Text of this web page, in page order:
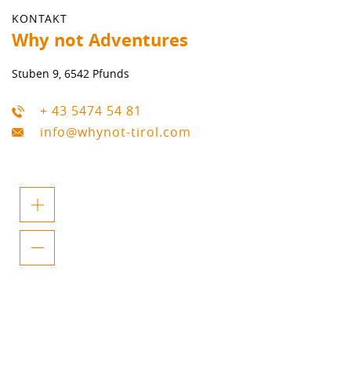
KONTAKT
Why not Adventures
Stuben 9, 6542 Pfunds
+ 43 5474 54 81
info@whynot-tirol.com